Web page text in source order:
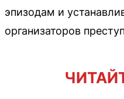
эпизодам и
организаторов